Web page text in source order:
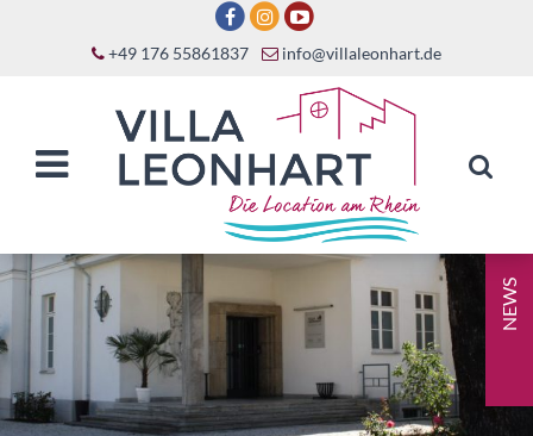
+49 176 55861837 info@villaleonhart.de
NEWS